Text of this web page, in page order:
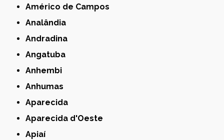
Américo de Campos
Analândia
Andradina
Angatuba
Anhembi
Anhumas
Aparecida
Aparecida d'Oeste
Apiaí